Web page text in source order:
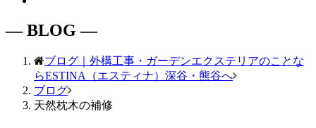
― BLOG ―
ブログ｜外構工事・ガーデンエクステリアのことな
らESTINA（エスティナ）深谷・熊谷へ
ブログ
天然枕木の補修